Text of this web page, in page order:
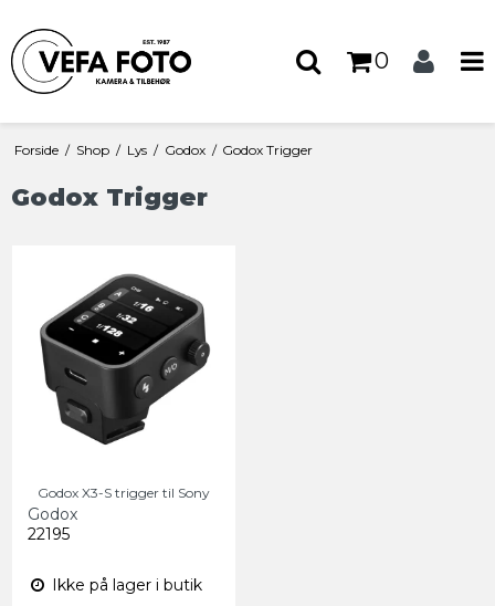
0
Forside / Shop / Lys / Godox / Godox Trigger
Godox Trigger
Godox X3-S trigger til Sony
Godox
22195
Ikke på lager i butik